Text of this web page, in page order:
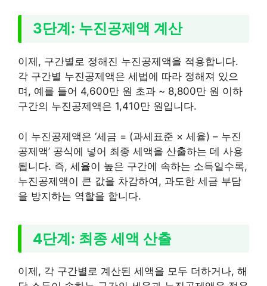
3단계: 누진공제액 계산
이제, 구간별로 정해진 누진공제액을 적용합니다.
각 구간별 누진공제액은 세법에 따라 정해져 있으
며, 예를 들어 4,600만 원 초과 ~ 8,800만 원 이하
구간의 누진공제액은 1,410만 원입니다.
이 누진공제액은 ‘세금 = (과세표준 × 세율) – 누진
공제액’ 공식에 넣어 최종 세액을 산출하는 데 사용
됩니다. 즉, 세율이 높은 구간에 속하는 소득일수록,
누진공제액이 큰 값을 차감하여, 과도한 세금 부담
을 방지하는 역할을 합니다.
4단계: 최종 세액 산출
이제, 각 구간별로 계산된 세액을 모두 더하거나, 해